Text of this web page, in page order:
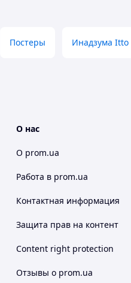
Постеры Инадзума Itto
О нас
О prom.ua
Работа в prom.ua
Контактная информация
Защита прав на контент
Content right protection
Отзывы о prom.ua